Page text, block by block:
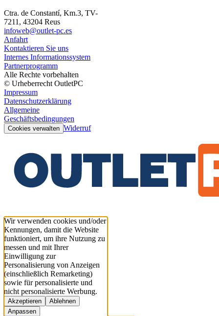
Ctra. de Constantí, Km.3, TV-
7211, 43204 Reus
infoweb@outlet-pc.es
Anfahrt
Kontaktieren Sie uns
Internes Informationssystem
Partnerprogramm
Alle Rechte vorbehalten
© Urheberrecht OutletPC
Impressum
Datenschutzerklärung
Allgemeine
Geschäftsbedingungen
Cookies verwalten Widerruf
Wir verwenden cookies und/oder
Kennungen, damit die Website
funktioniert, um ihre Nutzung zu
messen und mit Ihrer
Einwilligung zur
Personalisierung von Anzeigen
(einschließlich Remarketing)
sowie für personalisierte und
nicht personalisierte Werbung.
Akzeptieren
Ablehnen
Anpassen